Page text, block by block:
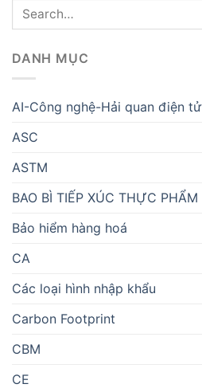
DANH MỤC
AI-Công nghệ-Hải quan điện tử
ASC
ASTM
BAO BÌ TIẾP XÚC THỰC PHẨM
Bảo hiểm hàng hoá
CA
Các loại hình nhập khẩu
Carbon Footprint
CBM
CE